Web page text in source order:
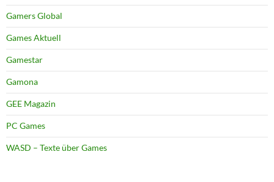
Gamers Global
Games Aktuell
Gamestar
Gamona
GEE Magazin
PC Games
WASD – Texte über Games